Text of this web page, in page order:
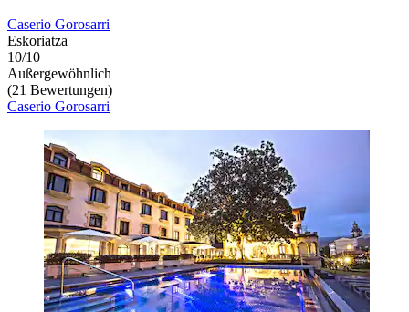
Caserio Gorosarri
Eskoriatza
10/10
Außergewöhnlich
(21 Bewertungen)
Caserio Gorosarri